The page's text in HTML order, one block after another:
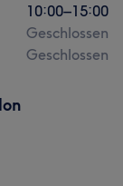
10:00–15:00
Geschlossen
Geschlossen